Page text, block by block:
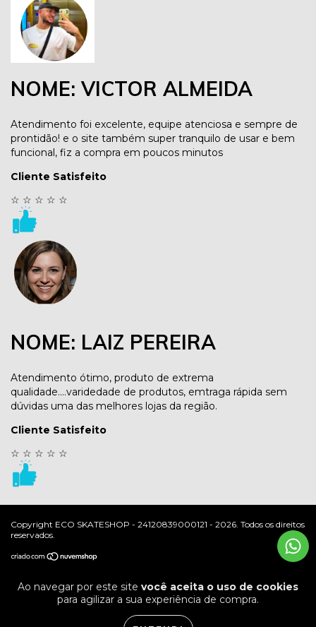
Ao navegar por este site você aceita o uso de cookies
para agilizar a sua experiência de compra.
NOME: VICTOR ALMEIDA
Atendimento foi excelente, equipe atenciosa e sempre de
prontidão! e o site também super tranquilo de usar e bem
funcional, fiz a compra em poucos minutos
Cliente Satisfeito
☆ ☆ ☆ ☆ ☆
NOME: LAIZ PEREIRA
Atendimento ótimo, produto de extrema
qualidade....varidedade de produtos, emtraga rápida sem
dúvidas uma das melhores lojas da região.
Cliente Satisfeito
☆ ☆ ☆ ☆ ☆
Copyright ECO SKATESHOP - 24120839000121 - 2026. Todos os direitos
reservados.